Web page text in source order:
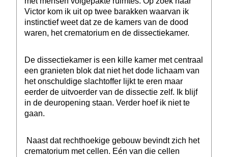
Victor kom ik uit op twee barakken waarvan ik
instinctief weet dat ze de kamers van de dood
waren, het crematorium en de dissectiekamer.
De dissectiekamer is een kille kamer met centraal
een granieten blok dat niet het dode lichaam van
het onschuldige slachtoffer lijkt te eren maar
eerder de uitvoerder van de dissectie zelf. Ik blijf
in de deuropening staan. Verder hoef ik niet te
gaan.
Naast dat rechthoekige gebouw bevindt zich het
crematorium met cellen. Eén van die cellen